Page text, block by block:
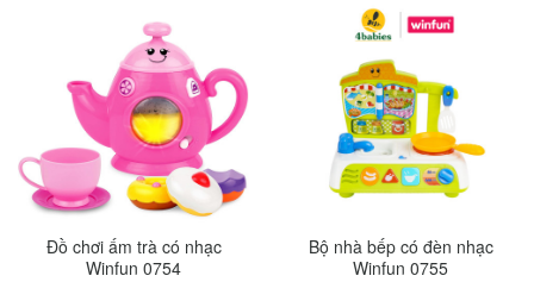
Đồ chơi ấm trà có nhạc
Winfun 0754
Bộ nhà bếp có đèn nhạc
Winfun 0755